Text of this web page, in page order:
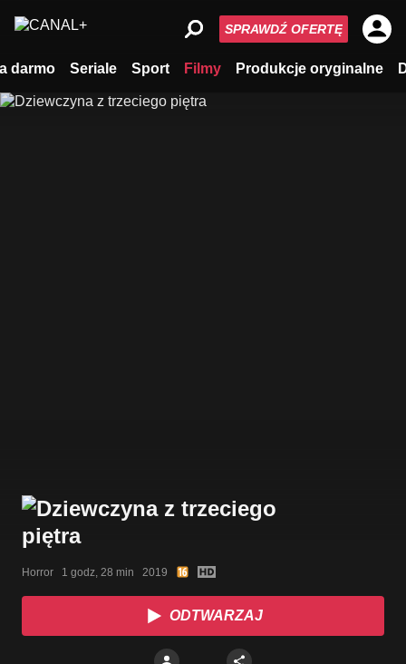
darmo Seriale Sport Filmy Produkcje oryginalne
SPRAWDŹ OFERTĘ
Horror   1 godz, 28 min   2019
ODTWARZAJ